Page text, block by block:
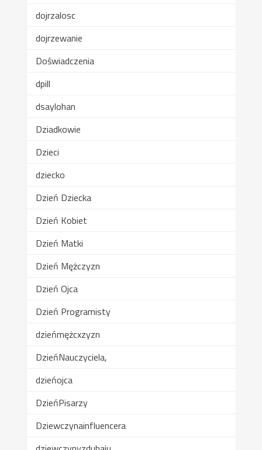
dojrzalosc
dojrzewanie
Doświadczenia
dpill
dsaylohan
Dziadkowie
Dzieci
dziecko
Dzień Dziecka
Dzień Kobiet
Dzień Matki
Dzień Mężczyzn
Dzień Ojca
Dzień Programisty
dzieńmężcxzyzn
DzieńNauczyciela,
dzieńojca
DzieńPisarzy
Dziewczynainfluencera